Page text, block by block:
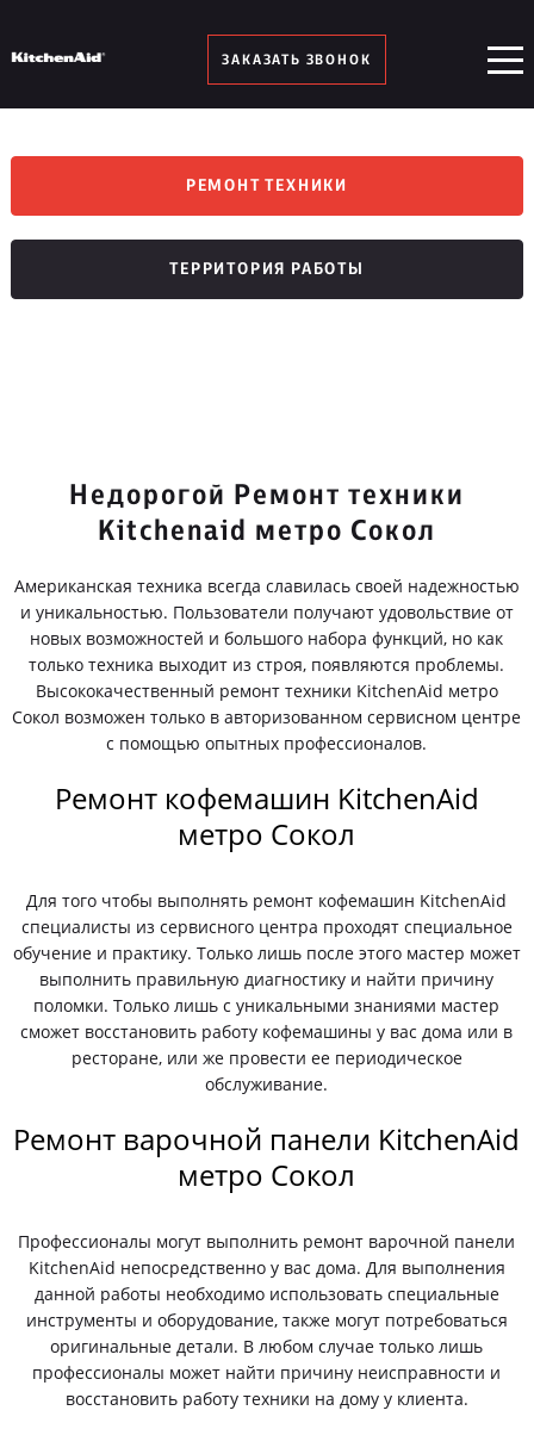
ЗАКАЗАТЬ ЗВОНОК
РЕМОНТ ТЕХНИКИ
ТЕРРИТОРИЯ РАБОТЫ
Недорогой Ремонт техники
Kitchenaid метро Сокол
Американская техника всегда славилась своей надежностью
и уникальностью. Пользователи получают удовольствие от
новых возможностей и большого набора функций, но как
только техника выходит из строя, появляются проблемы.
Высококачественный ремонт техники KitchenAid метро
Сокол возможен только в авторизованном сервисном центре
с помощью опытных профессионалов.
Ремонт кофемашин KitchenAid
метро Сокол
Для того чтобы выполнять ремонт кофемашин KitchenAid
специалисты из сервисного центра проходят специальное
обучение и практику. Только лишь после этого мастер может
выполнить правильную диагностику и найти причину
поломки. Только лишь с уникальными знаниями мастер
сможет восстановить работу кофемашины у вас дома или в
ресторане, или же провести ее периодическое
обслуживание.
Ремонт варочной панели KitchenAid
метро Сокол
Профессионалы могут выполнить ремонт варочной панели
KitchenAid непосредственно у вас дома. Для выполнения
данной работы необходимо использовать специальные
инструменты и оборудование, также могут потребоваться
оригинальные детали. В любом случае только лишь
профессионалы может найти причину неисправности и
восстановить работу техники на дому у клиента.